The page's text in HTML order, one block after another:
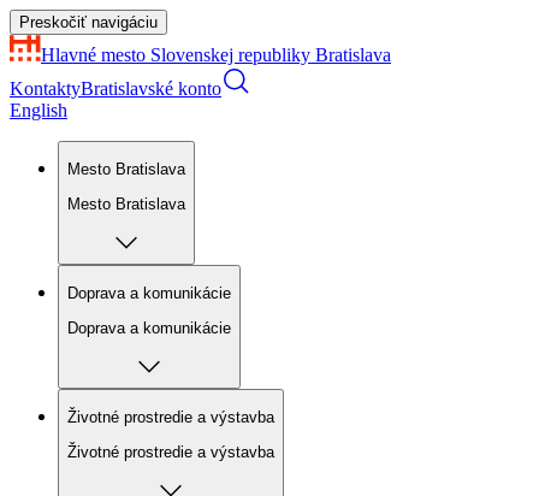
Preskočiť navigáciu
Hlavné mesto Slovenskej republiky Bratislava
KontaktyBratislavské konto
English
Mesto Bratislava
Mesto Bratislava
Doprava a komunikácie
Doprava a komunikácie
Životné prostredie a výstavba
Životné prostredie a výstavba